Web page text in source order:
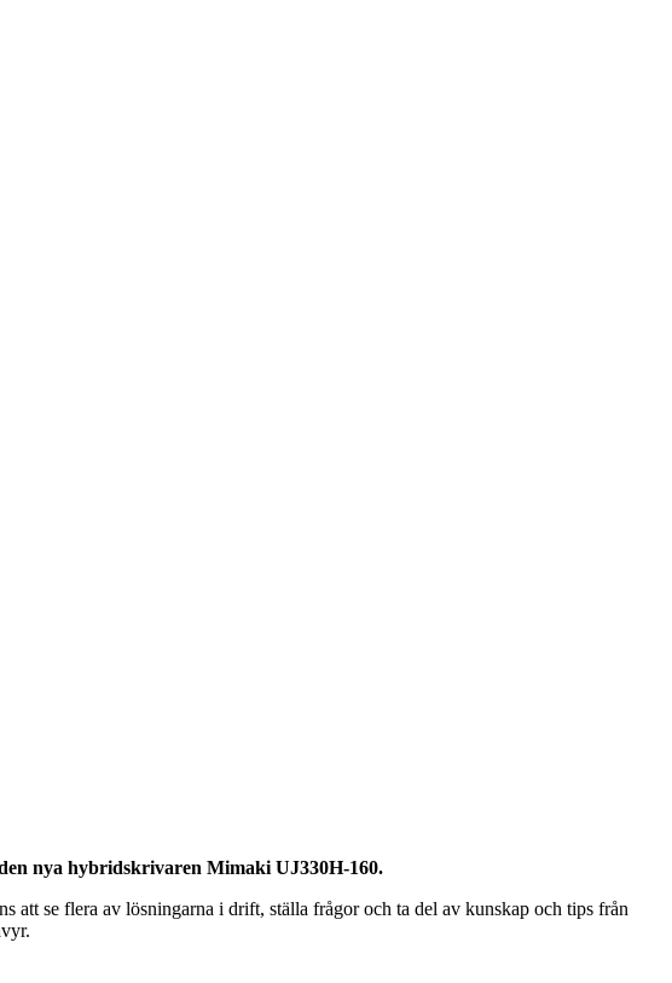
nya hybridskrivaren Mimaki UJ330H-160.
att se flera av lösningarna i drift, ställa frågor och ta del av kunskap och tips från